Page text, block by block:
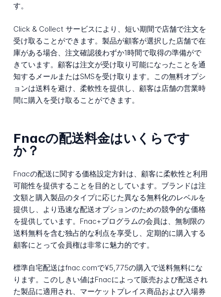
す。
Click & Collect サービスにより、短い期間で店舗で注文を
受け取ることができます。製品が顧客が選択した店舗で在
庫がある場合、注文確認後わずか1時間で取得の準備がで
きています。顧客は注文が受け取り可能になったことを通
知するメールまたはSMSを受け取ります。この無料オプシ
ョンは送料を避け、柔軟性を提供し、顧客は店舗の営業時
間に購入を受け取ることができます。
Fnacの配送料金はいくらです
か？
Fnacの配送に関する価格設定方針は、顧客に柔軟性と利用
可能性を提供することを目的としています。ブランドは注
文額と購入製品のタイプに応じた異なる無料化のレベルを
提供し、より迅速な配送オプションのための競争的な価格
を提供しています。Fnac+プログラムの会員は、無制限の
送料無料を含む独占的な利点を享受し、定期的に購入する
顧客にとって会員権は非常に魅力的です。
標準自宅配送はfnac.comで¥5,775の購入で送料無料にな
ります。このしきい値はFnacによって販売および配送され
た製品に適用され、マーケットプレイス商品および入場券